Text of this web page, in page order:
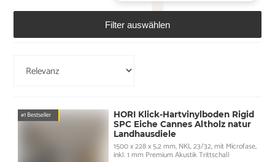
Filter auswählen
#1 Bestseller
HORI Klick-Hartvinylboden Rigid
SPC Eiche Cannes Altholz natur
Landhausdiele
1500 x 228 x 5,2 mm, NKL 23/32, mit Microfase,
inkl. 1 mm Premium Akustik Trittschall